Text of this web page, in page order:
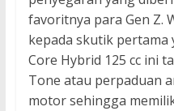
favoritnya para Gen Z.
kepada skutik
Core Hybrid 125 cc ini
Tone atau perpaduan
motor sehingga